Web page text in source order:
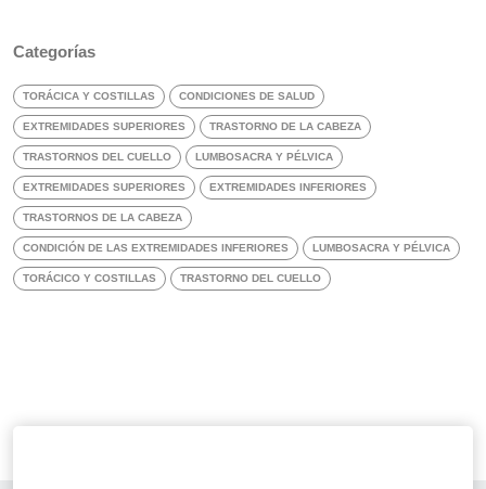
Categorías
TORÁCICA Y COSTILLAS CONDICIONES DE SALUD
EXTREMIDADES SUPERIORES TRASTORNO DE LA CABEZA
TRASTORNOS DEL CUELLO LUMBOSACRA Y PÉLVICA
EXTREMIDADES SUPERIORES EXTREMIDADES INFERIORES
TRASTORNOS DE LA CABEZA
CONDICIÓN DE LAS EXTREMIDADES INFERIORES LUMBOSACRA Y PÉLVICA
TORÁCICO Y COSTILLAS TRASTORNO DEL CUELLO